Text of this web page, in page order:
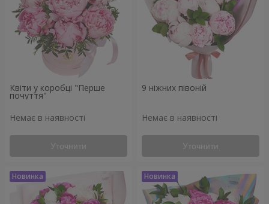
Квіти у коробці "Перше
почуття"
Немає в наявності
Уточнити
9 ніжних півоній
Немає в наявності
Уточнити